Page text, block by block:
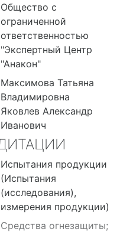
Общество с
ограниченной
ответственностью
"Экспертный Центр
"Анакон"
Максимова Татьяна
Владимировна
Яковлев Александр
Иванович
Испытания продукции
(Испытания
(исследования),
измерения продукции)
Средства огнезащиты;